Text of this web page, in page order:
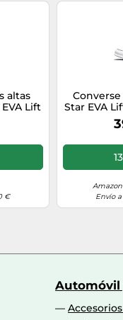
altas
Lift
Talla
€
Star EVA
Envío
Automóvil